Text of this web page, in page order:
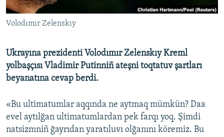
QOŞULIÑIZ!
RFE/RS bütün saytları
Volodımır Zelenskıy
Ukrayına prezidenti Volodımır Zelenskıy Kreml
yolbaşçısı Vladimir Putinniñ ateşni toqtatuv şartları
beyanatına cevap berdi.
«Bu ultimatumlar aqqında ne aytmaq mümkün? Daa
evel aytılğan ultimatumlardan pek farqı yoq. Şimdi
natsizmniñ ğayrıdan yaratıluvı olğanını köremiz. Bu